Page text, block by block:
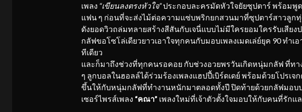
เพลง “เขียนลงตรงหัวใจ”ประกอบละครมัดหัวใจยัยซุปตาร์ พร้อมพูด
แฟน ๆ ก่อนที่จะส่งไม้ต่อความแซ่บพริกยกสวนมาที่ซุปตาร์สาวลูกทุ่
ดังยอดวิวถล่มทลายสร้างสีสันกับเจนี่แบบไม่มีใครยอมใครรับเสีย
กลัฟขอโซโล่เดียวยาวเอาใจทุกคนกับมอบเพลงเมดเล่ย์ยุค 90 ทำเ
ทีเดียว
และก็มาถึงช่วงที่ทุกคนรอคอย กับช่วงอวยพรวันเกิดหนุ่มกลัฟ ที่ท
ๆ ลูกบอลในฮอลล์ได้ร่วมร้องเพลงแฮปปี้เบิร์ดเดย์ พร้อมด้วยโปรเ
ขึ้นให้กับหนุ่มกลัฟที่ทำงานหนักมาตลอดทั้งปี ปิดท้ายด้วยกลัฟมอบบ
เซอร์ไพรส์เพลง “คณา” เพลงใหม่ที่เจ้าตัวตั้งใจมอบให้กับคนที่รักแ